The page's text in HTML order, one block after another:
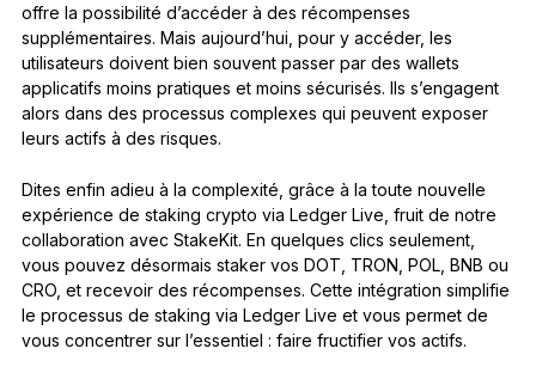
offre la possibilité d’accéder à des récompenses
supplémentaires. Mais aujourd’hui, pour y accéder, les
utilisateurs doivent bien souvent passer par des wallets
applicatifs moins pratiques et moins sécurisés. Ils s’engagent
alors dans des processus complexes qui peuvent exposer
leurs actifs à des risques.
Dites enfin adieu à la complexité, grâce à la toute nouvelle
expérience de staking crypto via Ledger Live, fruit de notre
collaboration avec StakeKit. En quelques clics seulement,
vous pouvez désormais staker vos DOT, TRON, POL, BNB ou
CRO, et recevoir des récompenses. Cette intégration simplifie
le processus de staking via Ledger Live et vous permet de
vous concentrer sur l’essentiel : faire fructifier vos actifs.